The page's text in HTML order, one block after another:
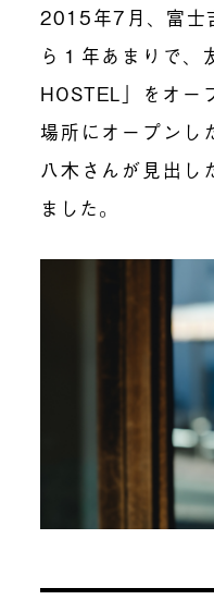
2015年7月、富士
ら１年あまりで、
HOSTEL」をオー
場所にオープンし
八木さんが見出し
ました。